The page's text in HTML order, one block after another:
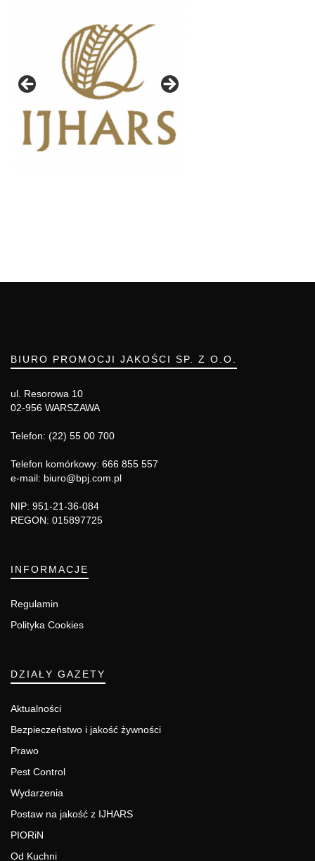
BIURO PROMOCJI JAKOŚCI SP. Z O.O.
ul. Resorowa 10
02-956 WARSZAWA
Telefon: (22) 55 00 700
Telefon komórkowy: 666 855 557
e-mail: biuro@bpj.com.pl
NIP: 951-21-36-084
REGON: 015897725
INFORMACJE
Regulamin
Polityka Cookies
DZIAŁY GAZETY
Aktualności
Bezpieczeństwo i jakość żywności
Prawo
Pest Control
Wydarzenia
Postaw na jakość z IJHARS
PIORiN
Od Kuchni